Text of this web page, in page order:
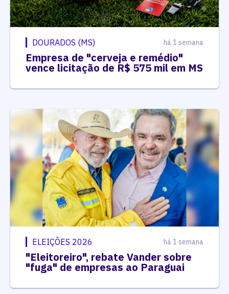
DOURADOS (MS) há 1 semana
Empresa de "cerveja e remédio"
vence licitação de R$ 575 mil em MS
ELEIÇÕES 2026 há 1 semana
"Eleitoreiro", rebate Vander sobre
"fuga" de empresas ao Paraguai